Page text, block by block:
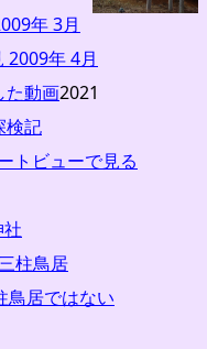
年 3月
2009年 4月
た動画2021
検記
トビューで見る
柱鳥居
鳥居ではない